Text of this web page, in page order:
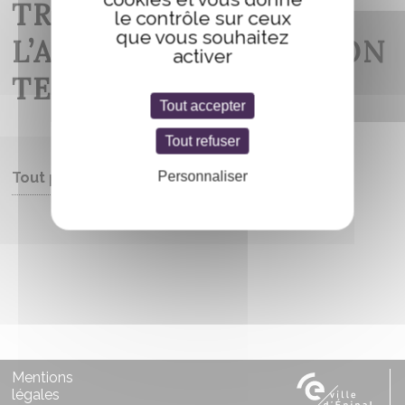
TRILOGIE, QUAND
L’AVENTURE PREND SON
TEMPS
Tout public
Mentions
légales
le contrôle sur ceux
que vous souhaitez
activer
Tout accepter
Tout refuser
Personnaliser